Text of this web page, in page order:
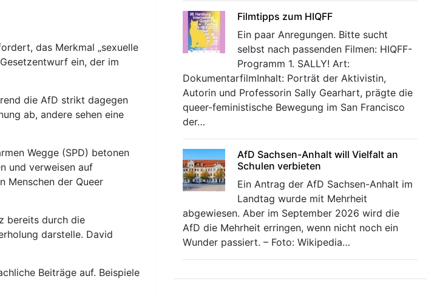
das Merkmal „sexuelle
ein, der im
die AfD strikt dagegen
ab, andere sehen eine
Wegge (SPD) betonen
und verweisen auf
Menschen der Queer
bereits durch die
darstelle. David
Beiträge auf. Beispiele
Filmtipps zum HIQFF
Ein paar Anregungen. Bitte sucht
selbst nach passenden Filmen: HIQFF-
Programm 1. SALLY! Art:
DokumentarfilmInhalt: Porträt der Aktivistin,
Autorin und Professorin Sally Gearhart, prägte die
queer-feministische Bewegung im San Francisco
der…
AfD Sachsen-Anhalt will Vielfalt an
Schulen verbieten
Ein Antrag der AfD Sachsen-Anhalt im
Landtag wurde mit Mehrheit
abgewiesen. Aber im September 2026 wird die
AfD die Mehrheit erringen, wenn nicht noch ein
Wunder passiert. – Foto: Wikipedia…